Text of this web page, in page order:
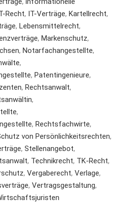
Recht, IT-Verträge, Kartellrecht,
, Lebensmittelrecht,
, Markenschutz,
, Notarfachangestellte,
,
, Patentingenieure,
, Rechtsanwalt,
,
,
, Rechtsfachwirte,
von Persönlichkeitsrechten,
, Stellenangebot,
, Technikrecht, TK-Recht,
, Vergaberecht, Verlage,
, Vertragsgestaltung,